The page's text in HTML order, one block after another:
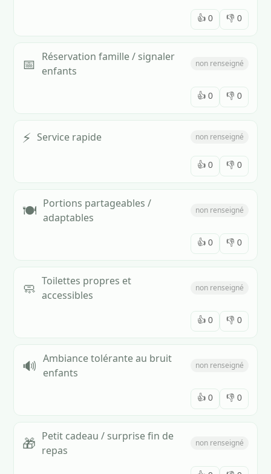
👍 0 👎 0
📅 Réservation famille / signaler
enfants
non renseigné
👍 0 👎 0
⚡ Service rapide non renseigné
👍 0 👎 0
🍽️ Portions partageables /
adaptables
non renseigné
👍 0 👎 0
🧼 Toilettes propres et
accessibles
non renseigné
👍 0 👎 0
🔊 Ambiance tolérante au bruit
enfants
non renseigné
👍 0 👎 0
🎁 Petit cadeau / surprise fin de
repas
non renseigné